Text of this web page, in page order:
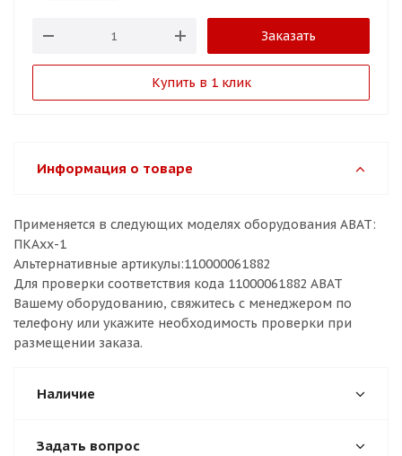
Заказать
Купить в 1 клик
Информация о товаре
Применяется в следующих моделях оборудования ABAT:
ПКАхх-1
Альтернативные артикулы:110000061882
Для проверки соответствия кода 11000061882 ABAT
Вашему оборудованию, свяжитесь с менеджером по
телефону или укажите необходимость проверки при
размещении заказа.
Наличие
Задать вопрос